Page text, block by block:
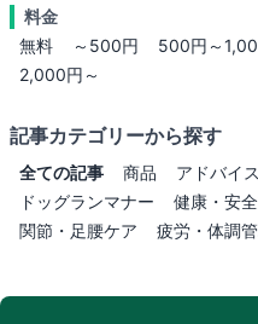
料金
無料
～500円 500円～
2,000円～
記事カテゴリーから探す
全ての記事 商品 アドバイス
ドッグランマナー
健康・安
関節・足腰ケア
疲労・体調